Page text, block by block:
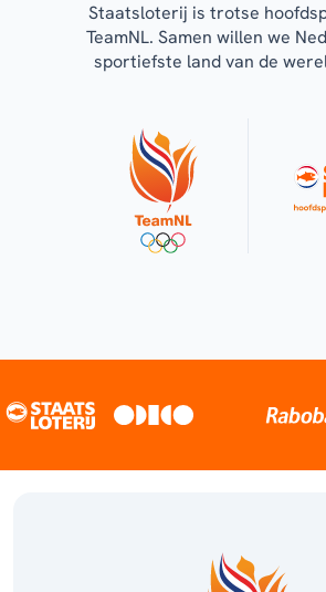
Staatsloterij is trotse
TeamNL. Samen willen we
sportiefste land van de